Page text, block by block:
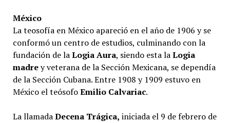
México
La teosofía en México apareció en el año de 1906 y se
conformó un centro de estudios, culminando con la
fundación de laLogia Aura, siendo esta laLogia
madrey veterana de la Sección Mexicana, se dependía
de la Sección Cubana. Entre 1908 y 1909 estuvo en
México el teósofoEmilio Calvariac.
La llamadaDecena Trágica, iniciada el 9 de febrero de